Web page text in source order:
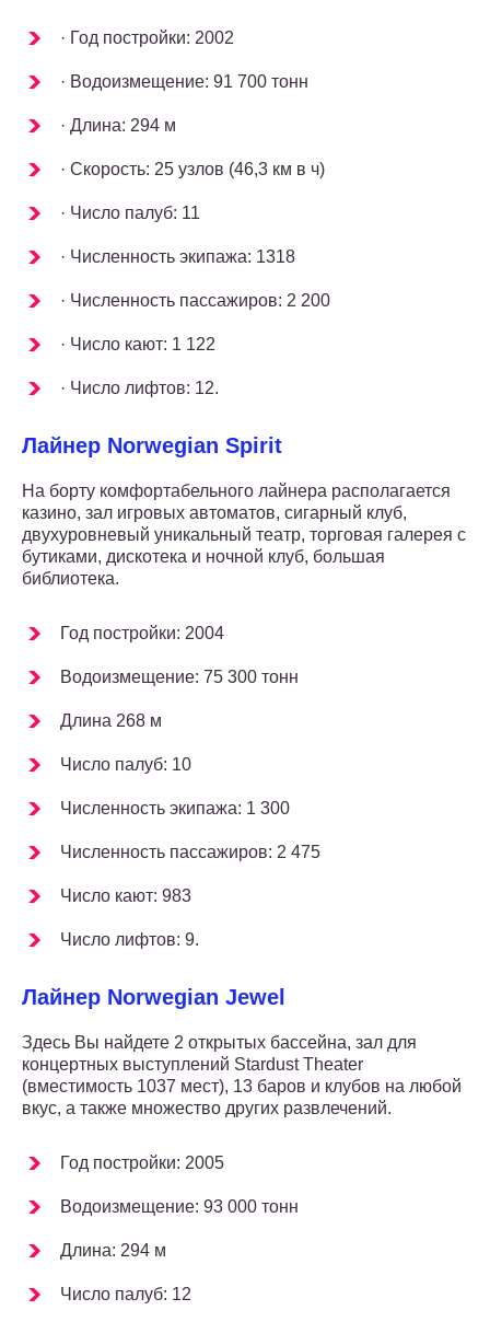
· Год постройки: 2002
· Водоизмещение: 91 700 тонн
· Длина: 294 м
· Скорость: 25 узлов (46,3 км в ч)
· Число палуб: 11
· Численность экипажа: 1318
· Численность пассажиров: 2 200
· Число кают: 1 122
· Число лифтов: 12.
Лайнер Norwegian Spirit
На борту комфортабельного лайнера располагается
казино, зал игровых автоматов, сигарный клуб,
двухуровневый уникальный театр, торговая галерея с
бутиками, дискотека и ночной клуб, большая
библиотека.
Год постройки: 2004
Водоизмещение: 75 300 тонн
Длина 268 м
Число палуб: 10
Численность экипажа: 1 300
Численность пассажиров: 2 475
Число кают: 983
Число лифтов: 9.
Лайнер Norwegian Jewel
Здесь Вы найдете 2 открытых бассейна, зал для
концертных выступлений Stardust Theater
(вместимость 1037 мест), 13 баров и клубов на любой
вкус, а также множество других развлечений.
Год постройки: 2005
Водоизмещение: 93 000 тонн
Длина: 294 м
Число палуб: 12